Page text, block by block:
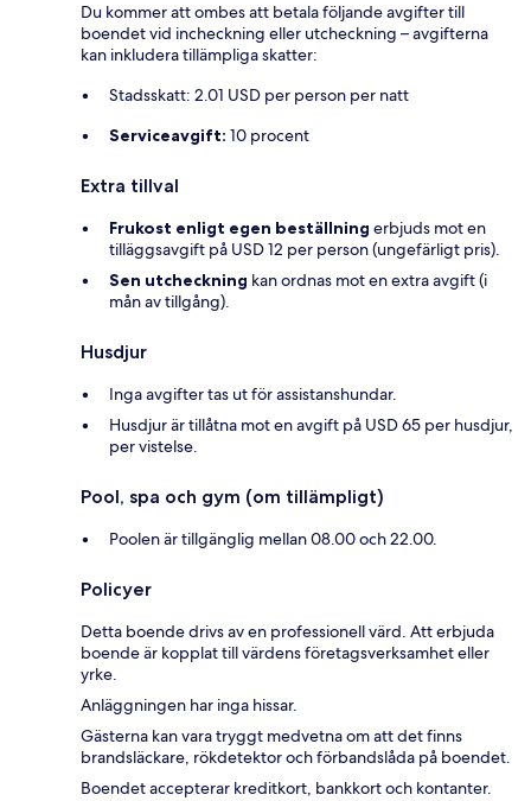
Du kommer att ombes att betala följande avgifter till
boendet vid incheckning eller utcheckning – avgifterna
kan inkludera tillämpliga skatter:
Stadsskatt: 2.01 USD per person per natt
Serviceavgift: 10 procent
Extra tillval
Frukost enligt egen beställning erbjuds mot en
tilläggsavgift på USD 12 per person (ungefärligt pris).
Sen utcheckning kan ordnas mot en extra avgift (i
mån av tillgång).
Husdjur
Inga avgifter tas ut för assistanshundar.
Husdjur är tillåtna mot en avgift på USD 65 per husdjur,
per vistelse.
Pool, spa och gym (om tillämpligt)
Poolen är tillgänglig mellan 08.00 och 22.00.
Policyer
Detta boende drivs av en professionell värd. Att erbjuda
boende är kopplat till värdens företagsverksamhet eller
yrke.
Anläggningen har inga hissar.
Gästerna kan vara tryggt medvetna om att det finns
brandsläckare, rökdetektor och förbandslåda på boendet.
Boendet accepterar kreditkort, bankkort och kontanter.